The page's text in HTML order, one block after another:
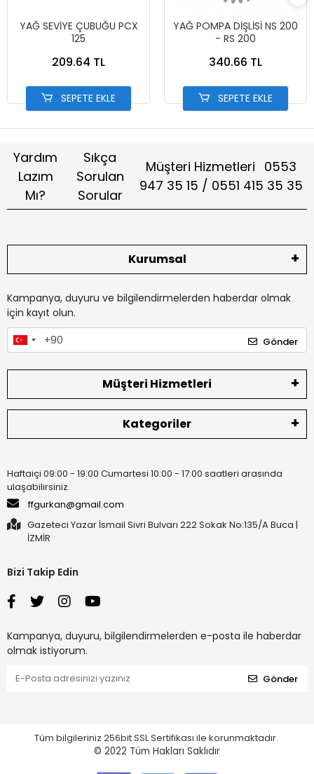
YAĞ SEVİYE ÇUBUĞU PCX
125
209.64 TL
SEPETE EKLE
YAĞ POMPA DİŞLİSİ NS 200
- RS 200
340.66 TL
SEPETE EKLE
Yardım
Lazım
Mı?
Sıkça
Sorulan
Sorular
Müşteri Hizmetleri 0553
947 35 15 / 0551 415 35 35
Kurumsal
Kampanya, duyuru ve bilgilendirmelerden haberdar olmak
için kayıt olun.
Gönder
Müşteri Hizmetleri
Kategoriler
Haftaiçi 09:00 - 19:00 Cumartesi 10:00 - 17:00 saatleri arasında
ulaşabilirsiniz.
ffgurkan@gmail.com
Gazeteci Yazar İsmail Sivri Bulvarı 222 Sokak No:135/A Buca |
İZMİR
Bizi Takip Edin
Kampanya, duyuru, bilgilendirmelerden e-posta ile haberdar
olmak istiyorum.
Gönder
Tüm bilgileriniz 256bit SSL Sertifikası ile korunmaktadır.
© 2022 Tüm Hakları Saklıdır